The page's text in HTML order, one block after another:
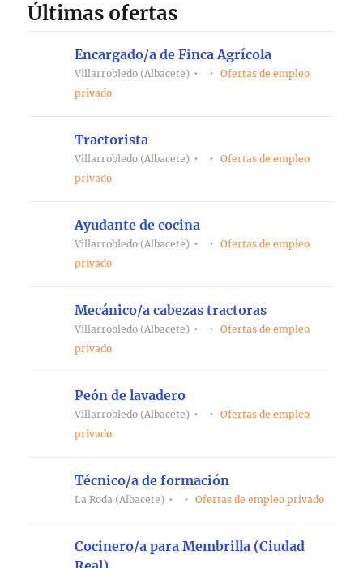
Últimas ofertas
Encargado/a de Finca Agrícola
Villarrobledo (Albacete)
Ofertas de empleo
privado
Tractorista
Villarrobledo (Albacete)
Ofertas de empleo
privado
Ayudante de cocina
Villarrobledo (Albacete)
Ofertas de empleo
privado
Mecánico/a cabezas tractoras
Villarrobledo (Albacete)
Ofertas de empleo
privado
Peón de lavadero
Villarrobledo (Albacete)
Ofertas de empleo
privado
Técnico/a de formación
La Roda (Albacete) Ofertas de empleo privado
Cocinero/a para Membrilla (Ciudad